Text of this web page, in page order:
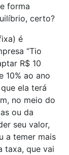
forma
certo?
é
“Tio
R$ 10
10% ao ano
ela terá
no meio do
ou da
seu valor,
a temer mais
taxa, que vai